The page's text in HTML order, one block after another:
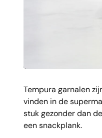
Tempura garnalen
vinden in de
stuk gezonder dan
een snackplank.